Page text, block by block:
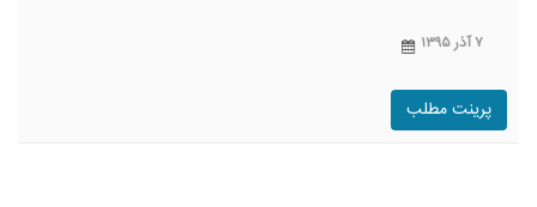
۷ آذر ۱۳۹۵
پرینت مطلب